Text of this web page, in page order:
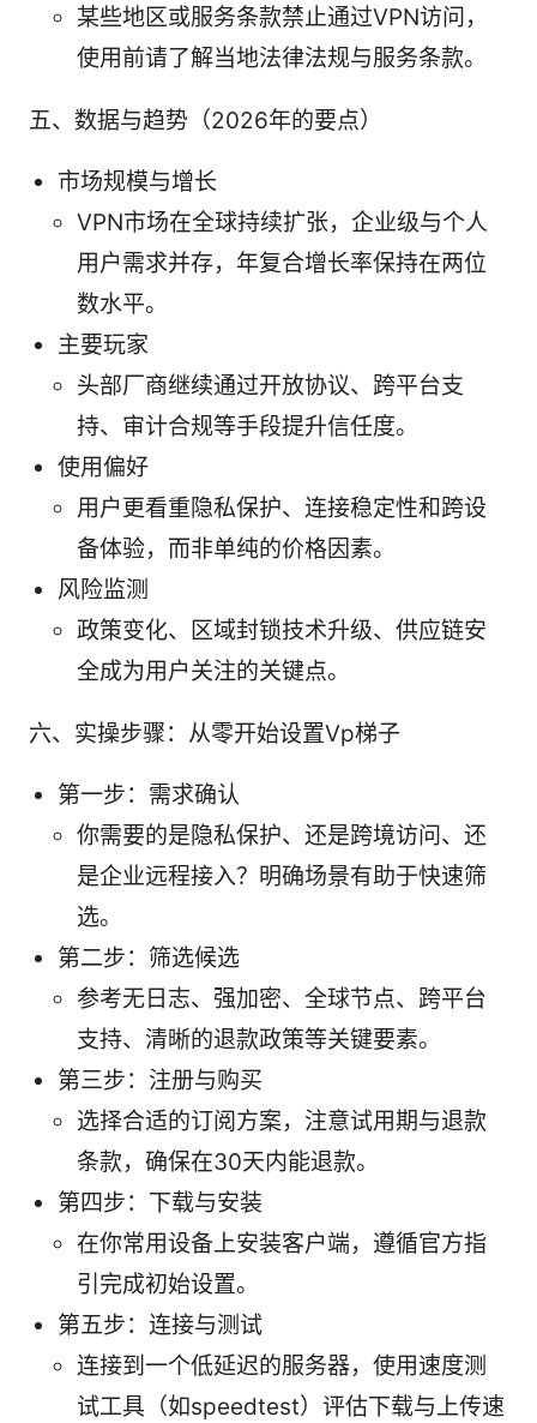
某些地区或服务条款禁止通过VPN访问，
使用前请了解当地法律法规与服务条款。
五、数据与趋势（2026年的要点）
市场规模与增长
VPN市场在全球持续扩张，企业级与个人
用户需求并存，年复合增长率保持在两位
数水平。
主要玩家
头部厂商继续通过开放协议、跨平台支
持、审计合规等手段提升信任度。
使用偏好
用户更看重隐私保护、连接稳定性和跨设
备体验，而非单纯的价格因素。
风险监测
政策变化、区域封锁技术升级、供应链安
全成为用户关注的关键点。
六、实操步骤：从零开始设置Vp梯子
第一步：需求确认
你需要的是隐私保护、还是跨境访问、还
是企业远程接入？明确场景有助于快速筛
选。
第二步：筛选候选
参考无日志、强加密、全球节点、跨平台
支持、清晰的退款政策等关键要素。
第三步：注册与购买
选择合适的订阅方案，注意试用期与退款
条款，确保在30天内能退款。
第四步：下载与安装
在你常用设备上安装客户端，遵循官方指
引完成初始设置。
第五步：连接与测试
连接到一个低延迟的服务器，使用速度测
试工具（如speedtest）评估下载与上传速